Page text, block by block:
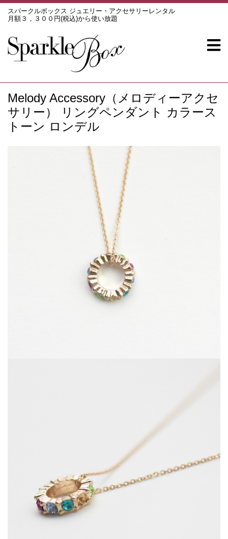
スパークルボックス ジュエリー・アクセサリーレンタル
月額３，３００円(税込)から使い放題
Melody Accessory（メロディーアクセ
サリー） リングペンダント カラース
トーン ロンデル